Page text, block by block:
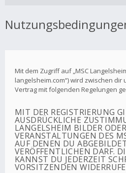
Mit dem Zugriff auf „MSC
langelsheim.com“) wird zwischen dir
Vertrag mit folgenden Regelungen
MIT DER REGISTRIERUNG
AUSDRÜCKLICHE
LANGELSHEIM BILDER
VERANSTALTUNGEN DES
AUF DENEN DU
VERÖFFENTLICHEN DARF.
KANNST DU JEDERZEIT
VORSITZENDEN